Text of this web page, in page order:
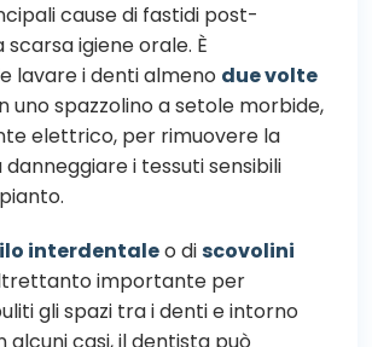
cause di fastidi post-
igiene orale. È
lavare i denti almeno due volte
uno spazzolino a setole morbide,
elettrico, per rimuovere la
i tessuti sensibili
interdentaleo discovolini
importante per
gli spazi tra i denti e intorno